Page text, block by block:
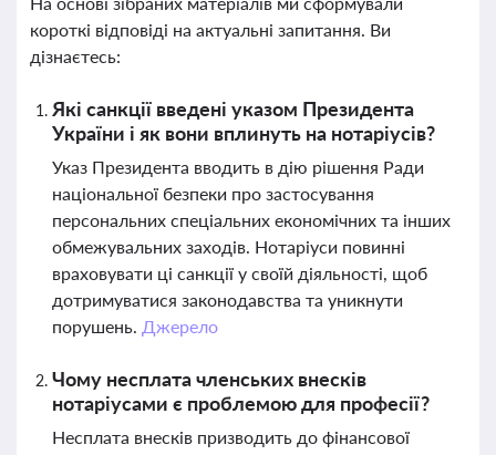
короткі відповіді на актуальні запитання. Ви
дізнаєтесь:
Які санкції введені указом Президента
України і як вони вплинуть на нотаріусів?
Указ Президента вводить в дію рішення Ради
національної безпеки про застосування
персональних спеціальних економічних та інших
обмежувальних заходів. Нотаріуси повинні
враховувати ці санкції у своїй діяльності, щоб
дотримуватися законодавства та уникнути
порушень. Джерело
Чому несплата членських внесків
нотаріусами є проблемою для професії?
Несплата внесків призводить до фінансової